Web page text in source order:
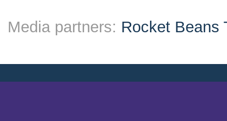
Media partners: Rocket Beans